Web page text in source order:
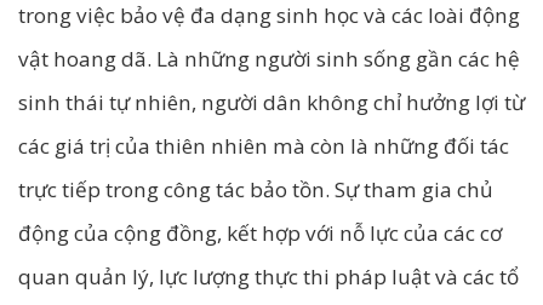
trong việc bảo vệ đa dạng sinh học và các loài động
vật hoang dã. Là những người sinh sống gần các hệ
sinh thái tự nhiên, người dân không chỉ hưởng lợi từ
các giá trị của thiên nhiên mà còn là những đối tác
trực tiếp trong công tác bảo tồn. Sự tham gia chủ
động của cộng đồng, kết hợp với nỗ lực của các cơ
quan quản lý, lực lượng thực thi pháp luật và các tổ